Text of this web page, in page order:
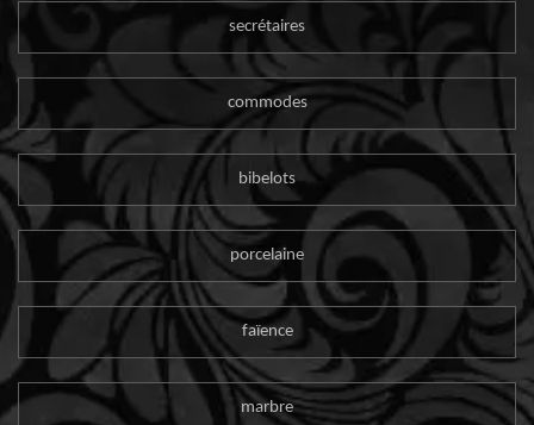
secrétaires
commodes
bibelots
porcelaine
faïence
marbre